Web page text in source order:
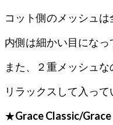
コット側のメッシュ
内側は細かい目になっ
また、２重メッシュ
リラックスして入っ
★Grace Classic/